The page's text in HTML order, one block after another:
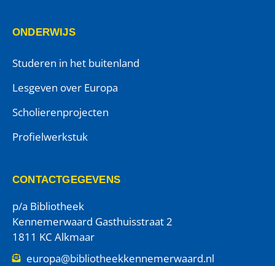
ONDERWIJS
Studeren in het buitenland
Lesgeven over Europa
Scholierenprojecten
Profielwerkstuk
CONTACTGEGEVENS
p/a Bibliotheek
Kennemerwaard Gasthuisstraat 2
1811 KC Alkmaar
europa@bibliotheekkennemerwaard.nl